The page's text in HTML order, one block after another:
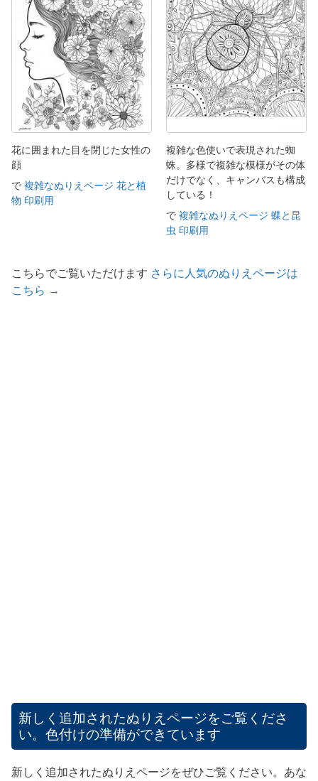
花に囲まれた目を閉じた女性の
顔
で 複雑なぬりえページ 花と植
物 印刷用
複雑な色使いで表現された蜘
蛛。多様で複雑な模様がその体
だけでなく、キャンバスも構成
している！
で 複雑なぬりえページ 蝶と昆
虫 印刷用
こちらでご覧いただけます さらに人気のぬりえページは
こちら →
新しく追加されたぬりえページをご覧くださ
い。色付けの準備ができています
新しく追加されたぬりえページをぜひご覧ください。あな